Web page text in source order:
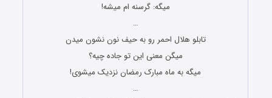
میگه: گرسنه ام میشه!
…
تابلو هلال احمر رو به حیف نون نشون میدن
میگن معنی این تو جاده چیه؟
میگه به ماه مبارک رمضان نزدیک میشوی!
…